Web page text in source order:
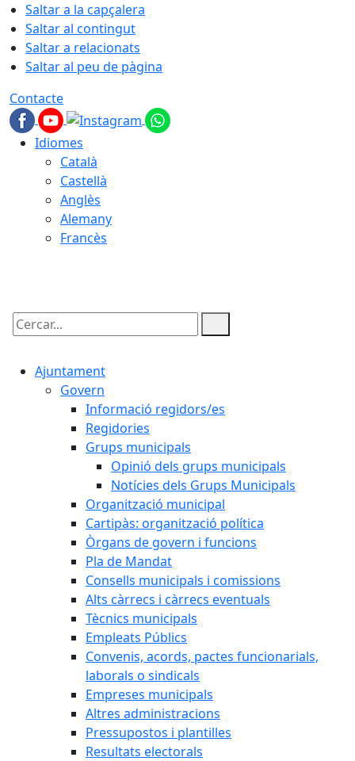
Saltar a la capçalera
Saltar al contingut
Saltar a relacionats
Saltar al peu de pàgina
Contacte
Idiomes
Català
Castellà
Anglès
Alemany
Francès
Cercar:
Ajuntament
Govern
Informació regidors/es
Regidories
Grups municipals
Opinió dels grups municipals
Notícies dels Grups Municipals
Organització municipal
Cartipàs: organització política
Òrgans de govern i funcions
Pla de Mandat
Consells municipals i comissions
Alts càrrecs i càrrecs eventuals
Tècnics municipals
Empleats Públics
Convenis, acords, pactes funcionarials,
laborals o sindicals
Empreses municipals
Altres administracions
Pressupostos i plantilles
Resultats electorals